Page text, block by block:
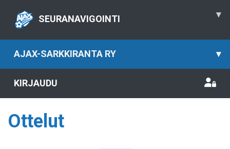
SEURANAVIGOINTI ▾
AJAX-SARKKIRANTA RY ▾
KIRJAUDU
Ottelut